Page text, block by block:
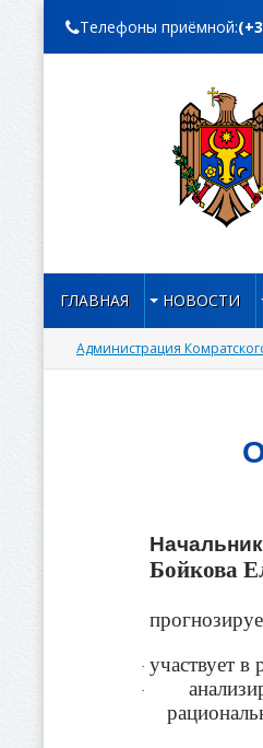
Телефоны приёмной:
ГЛАВНАЯ НОВОСТИ
Администрация
Бойкова
· участвует в
·